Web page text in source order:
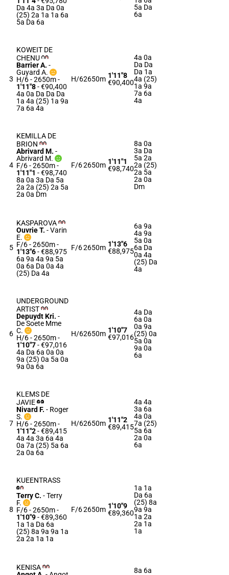
Da 4a 3a Da 0a
(25) 2a 1a 1a 6a
5a Da 6a
5a Da
6a
3
KOWEIT DE
CHENU
Barrier A. -
Guyard A.
H/6 - 2650m-
1'11"8- €90,400
4a 0a Da Da Da
1a 4a (25) 1a 9a
7a 6a 4a
H/62650m 1'11"8
€90,400
4a 0a
Da Da
Da 1a
4a (25)
1a 9a
7a 6a
4a
4
KEMILLA DE
BRION
Abrivard M. -
Abrivard M.
F/6 - 2650m-
1'11"1 - €98,740
8a 0a 3a Da 5a
2a 2a (25) 2a 5a
2a 0a Dm
F/62650m 1'11"1
€98,740
8a 0a
3a Da
5a 2a
2a (25)
2a 5a
2a 0a
Dm
5
KASPAROVA
Ouvrie T. -Varin
E.
F/6 - 2650m-
1'13"6- €88,975
6a 9a 4a 9a 5a
0a 6a Da 0a 4a
(25) Da 4a
F/62650m 1'13"6
€88,975
6a 9a
4a 9a
5a 0a
6a Da
0a 4a
(25) Da
4a
6
UNDERGROUND
ARTIST
Depuydt Kri. -
De Soete Mme
C.
H/6 - 2650m-
1'10"7- €97,016
4a Da 6a 0a 0a
9a (25) 0a 5a 0a
9a 0a 6a
H/62650m 1'10"7
€97,016
4a Da
6a 0a
0a 9a
(25) 0a
5a 0a
9a 0a
6a
7
KLEMS DE
JAVIE
Nivard F. - Roger
S.
H/6 - 2650m-
1'11"2- €89,415
4a 4a 3a 6a 4a
0a 7a (25) 5a 6a
2a 0a 6a
H/62650m 1'11"2
€89,415
4a 4a
3a 6a
4a 0a
7a (25)
5a 6a
2a 0a
6a
8
KUEENTRASS
Terry C. -Terry
F.
F/6 - 2650m-
1'10"9- €89,360
1a 1a Da 6a
(25) 8a 9a 9a 1a
2a 2a 1a 1a
F/62650m 1'10"9
€89,360
1a 1a
Da 6a
(25) 8a
9a 9a
1a 2a
2a 1a
1a
KENISA
8a 6a